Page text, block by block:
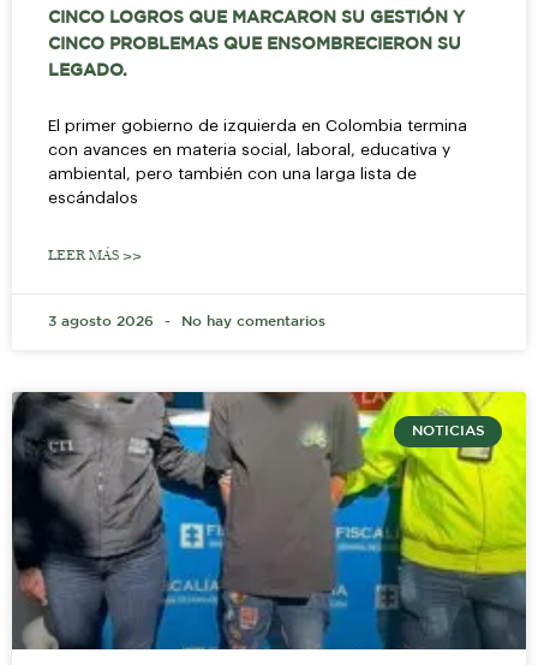
CINCO LOGROS QUE MARCARON SU GESTIÓN Y
CINCO PROBLEMAS QUE ENSOMBRECIERON SU
LEGADO.
El primer gobierno de izquierda en Colombia termina
con avances en materia social, laboral, educativa y
ambiental, pero también con una larga lista de
escándalos
LEER MÁS >>
3 agosto 2026 No hay comentarios
NOTICIAS